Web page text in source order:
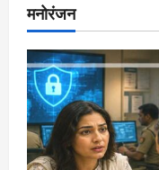
मनोरंजन